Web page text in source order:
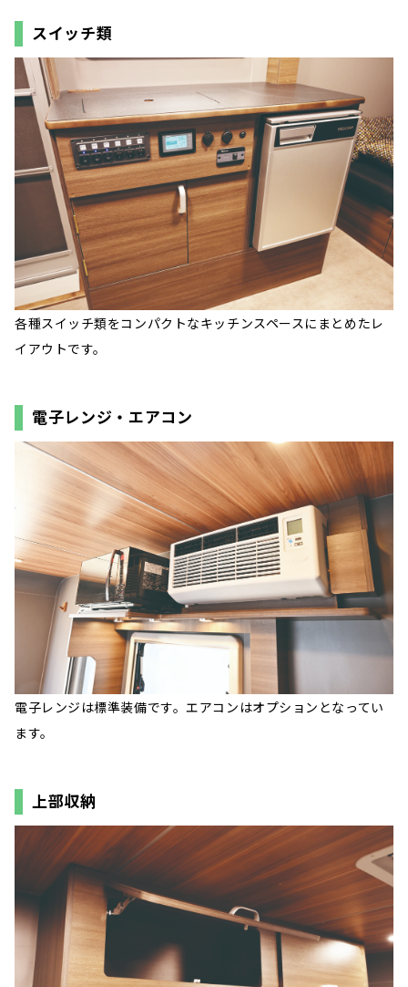
スイッチ類
各種スイッチ類をコンパクトなキッチンスペースにまとめたレ
イアウトです。
電子レンジ・エアコン
電子レンジは標準装備です。エアコンはオプションとなってい
ます。
上部収納